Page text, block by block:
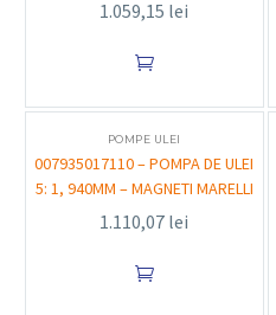
1.059,15 lei

POMPE ULEI
007935017110 – POMPA DE ULEI
5: 1, 940MM – MAGNETI MARELLI
1.110,07 lei
